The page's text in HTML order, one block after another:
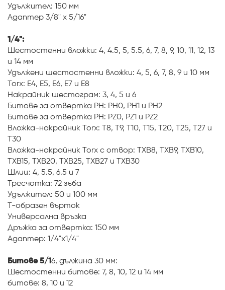
Удължител: 150 мм
Адаптер 3/8" x 5/16"
1/4":
Шестостенни вложки: 4, 4.5, 5, 5.5, 6, 7, 8, 9, 10, 11, 12, 13
и 14 мм
Удължени шестостенни вложки: 4, 5, 6, 7, 8, 9 и 10 мм
Torx: E4, E5, E6, E7 и E8
Накрайник шестограм: 3, 4, 5 и 6
Битове за отвертка PH: PH0, PH1 и PH2
Битове за отвертка PH: PZ0, PZ1 и PZ2
Вложка-накрайник Torx: T8, T9, T10, T15, T20, T25, T27 и
T30
Вложка-накрайник Torx с отвор: TXB8, TXB9, TXB10,
TXB15, TXB20, TXB25, TXB27 и TXB30
Шлиц: 4, 5.5, 6.5 и 7
Тресчотка: 72 зъба
Удължител: 50 и 100 мм
Т-образен върток
Универсална връзка
Дръжка за отвертка: 150 мм
Адаптер: 1/4"x1/4"
Битове 5/16, дължина 30 мм:
Шестостенни битове: 7, 8, 10, 12 и 14 мм
битове: 8, 10 и 12